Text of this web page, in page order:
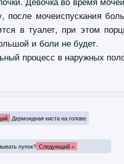
после мочеиспускания
в туалет, при этом
и боли не будет.
процесс в наружных
Дермоидная киста на голове
пупок? Следующий »